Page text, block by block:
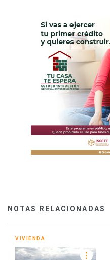
NOTAS RELACIONADAS
VIVIENDA